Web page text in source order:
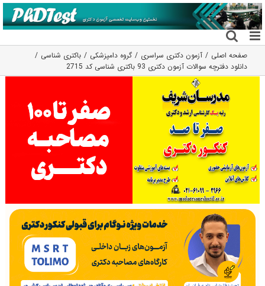
رفتن
به
محتوا
صفحه اصلی آزمون دکتری سراسری گروه دامپزشکی
باکتری شناسی
دانلود دفترچه سوالات آزمون دکتری 93 باکتری شناسی کد 2715